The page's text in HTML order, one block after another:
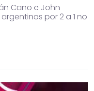
Cano e John
por 2 a 1 no